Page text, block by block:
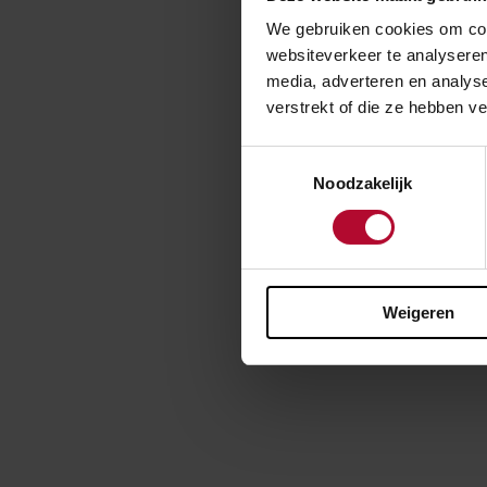
We gebruiken cookies om
websiteverkeer te
media, adverteren en
verstrekt of die ze hebben
Noodzakelijk
Weigeren
branddeuren
voor het
Bij
Er rijden dit
het groeiende
aansluiting met
tussen de